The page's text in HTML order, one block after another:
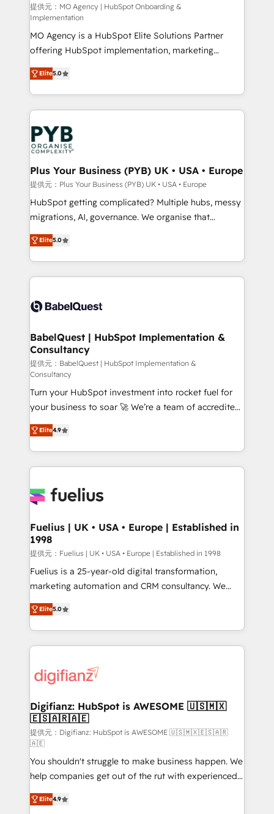
and implementation. - Pre-built and custom
integrations across your full tech stack. - Custom
object setup, CMS builds, and full-funnel automation.
- Dashboards, lifecycle campaigns, and lead
nurturing sequences. - Cross-hub setup across
Marketing, Sales, Operations, and Service Hubs. -
Ongoing optimization, managed support, and
scalable retainers. Let’s make HubSpot your most
powerful growth engine. Built to convert, scale, and
drive results.
提供元：MO Agency | HubSpot Onboarding &
Implementation
MO Agency is a HubSpot Elite Solutions Partner
offering HubSpot implementation, marketing
automation, CRM and RevOps consulting, B2B SEO,
paid media, content marketing, AEO and GEO (AI
search optimisation), and HubSpot Content Hub and
WordPress development. We work with enterprise
and growth-led companies across technology,
professional services, financial services and
industrial sectors. Offices in Johannesburg, Cape
Town, Dubai & London. 500+ HubSpot CRM
implementations delivered. AI visibility coverage
across ChatGPT, Claude, Perplexity, Gemini and
Google AI Overviews. HubSpot Impact Award -
Innovation HubSpot Impact Award - Platform
Migration Excellence HubSpot Impact Award -
accreditations with HubSpot.
Elite5.0
Plus Your Business (PYB) UK • USA • Europe
提供元：Plus Your Business (PYB) UK • USA • Europe
HubSpot getting complicated? Multiple hubs, messy
migrations, AI, governance. We organise that
complexity, so your team can put HubSpot to work...
Welcome to our Profile! We help with: • CRM
implementation, reports, workflows, and team
training • CRM migration from Salesforce, Pipedrive,
custom API integrations • AI governance for
Boutique 'Elite' team of 12 • 150+ clients across Sales
Hub, Marketing Hub, Service Hub, Data Hub and
CMS • ISO/IEC 27001:2022, ISO 9001:2015, and ISO
42001:2023 certified - the AI management standard •
GuardHub: our AI governance framework, built on
ISO 42001 Ready for the next step? Click the 👈
'𝗖𝗼𝗻𝘁𝗮𝗰𝘁 𝗯𝘂𝘀𝗶𝗻𝗲𝘀𝘀' button to get in touch (𝘸𝘦'𝘳𝘦
𝘴𝘶𝘱𝘦𝘳 𝘳𝘦𝘴𝘱𝘰𝘯𝘴𝘪𝘷𝘦)
Elite5.0
BabelQuest | HubSpot Implementation &
Consultancy
提供元：BabelQuest | HubSpot Implementation &
Consultancy
Turn your HubSpot investment into rocket fuel for
your business to soar 🚀 We’re a team of accredited
HubSpot experts ready to help you. We can
implement the platform into complex business
environments, optimise what you've got and make
sure you can actually use it, build your website in
for you and execute it on HubSpot. We are on the
framework, meaning we've been accredited by
HubSpot and vetted by the CCS, which means we
can support public sector companies as well the
other ones listed in our profile. Our services: -
HubSpot implementation - HubSpot CMS website
is there for you to: - Grow revenue, and run your
business more efficiently - Build stronger
more people - Get the most out of your HubSpot
investment
Elite4.9
Fuelius | UK • USA • Europe | Established in
1998
提供元：Fuelius | UK • USA • Europe | Established in 1998
Fuelius is a 25-year-old digital transformation,
marketing automation and CRM consultancy. We
enable mid-market and enterprise clients to
maximise their return from digital and fuel their
growth. We modernise platforms, streamline
operations that are causing inefficiencies, improve
supercharge revenue operations Key services: • CRM
Transformation / Web Development • RevOps &
Sales Consulting • Marketing Automation What
makes us different? 🚀 Top 0.5% of global HubSpot
agencies ⚙️ The strongest technical ability and
integration capabilities 💼 Consultative, long-term
partners who will embed ourselves into your
business, processes and systems 🏢 We specialise in
working with mid-market and enterprise
Elite5.0
Digifianz: HubSpot is AWESOME 🇺🇸🇲🇽
🇪🇸🇦🇷🇦🇪
提供元：Digifianz: HubSpot is AWESOME 🇺🇸🇲🇽🇪🇸🇦🇷
🇦🇪
You shouldn't struggle to make business happen. We
help companies get out of the rut with experienced,
process-oriented teams implementing HubSpot
Marketing, Sales, Service, CMS and Operations Hub,
Elite4.9